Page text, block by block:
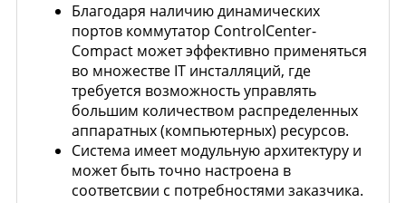
Благодаря наличию динамических
портов коммутатор ControlCenter-
Compact может эффективно применяться
во множестве IT инсталляций, где
требуется возможность управлять
большим количеством распределенных
аппаратных (компьютерных) ресурсов.
Система имеет модульную архитектуру и
может быть точно настроена в
соответсвии с потребностями заказчика.